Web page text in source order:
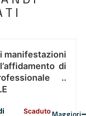
manifestazioni
di
..
Scaduto